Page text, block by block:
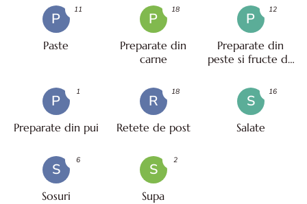
P
Paste
11
P
Preparate din
carne
18
P
Preparate din
peste si fructe de
12
P
Preparate din pui
1
R
Retete de post
18
S
Salate
16
S
Sosuri
6
S
Supa
2